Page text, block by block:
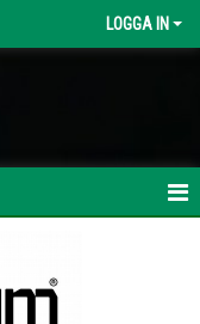
LOGGA IN